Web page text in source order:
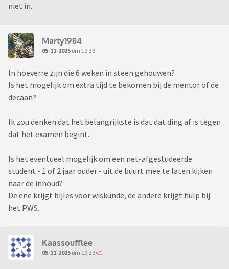
niet in.
Marty1984
05-11-2025 om 19:39
In hoeverre zijn die 6 weken in steen gehouwen?
Is het mogelijk om extra tijd te bekomen bij de mentor of de
decaan?
Ik zou denken dat het belangrijkste is dat dat ding af is tegen
dat het examen begint.
Is het eventueel mogelijk om een net-afgestudeerde
student - 1 of 2 jaar ouder - uit de buurt mee te laten kijken
naar de inhoud?
De ene krijgt bijles voor wiskunde, de andere krijgt hulp bij
het PWS.
Kaassoufflee
05-11-2025 om 19:39